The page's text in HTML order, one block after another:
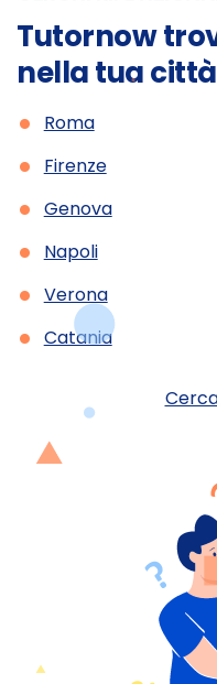
Tutornow
nella tua città
• Roma
• Firenze
• Genova
• Napoli
• Verona
• Catania